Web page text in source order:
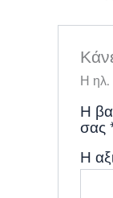
Η ηλ.
Η
σας
Η